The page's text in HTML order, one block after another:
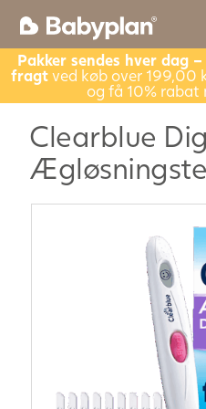
Pakker sendes hver dag
fragtved køb over 199,00
og få 10% rabat
Clearblue